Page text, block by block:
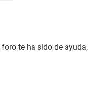
te ha sido de ayuda,